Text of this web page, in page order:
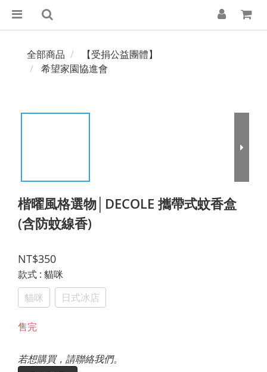
全部商品
【受捐公益團體】
希望家園協進會
楷曜風格選物│DECOLE 攜帶式蚊香盒
(含防蚊線香)
NT$350
款式 : 貓咪
貓咪
日式冰店
售完
若想購買，請聯絡我們。